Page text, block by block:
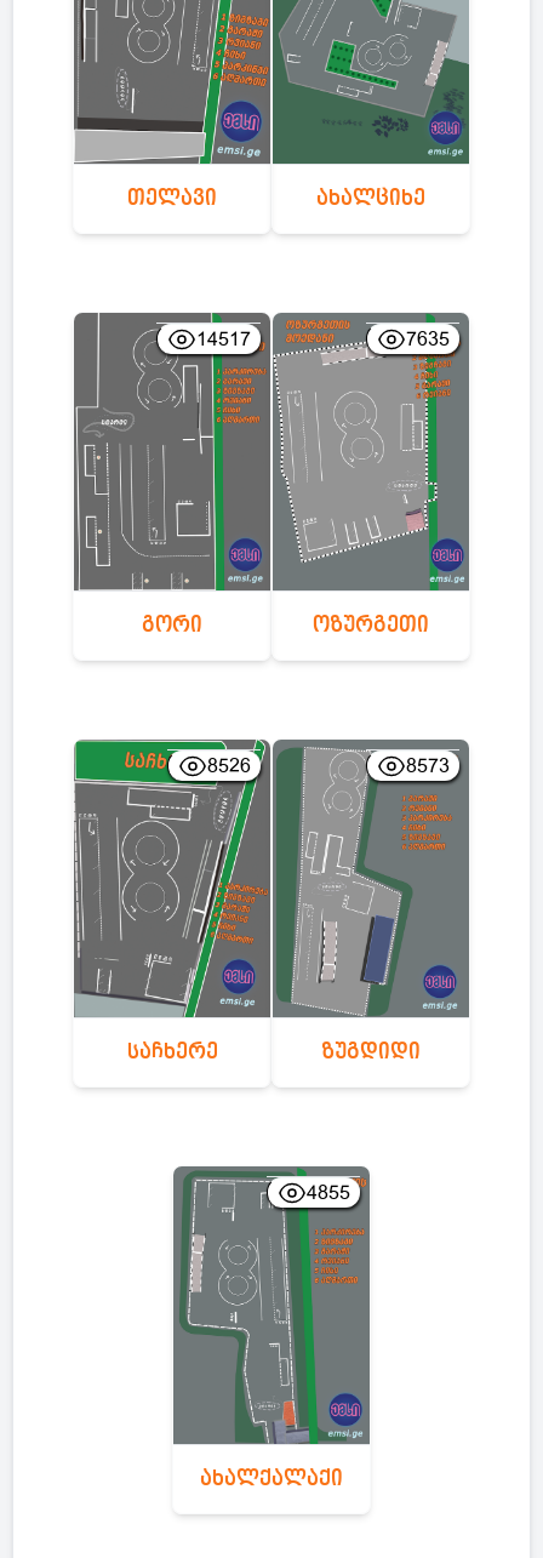
თელავი ახალციხე
14517
გორი
7635
ოზურგეთი
8526
საჩხერე
8573
ზუგდიდი
4855
ახალქალაქი